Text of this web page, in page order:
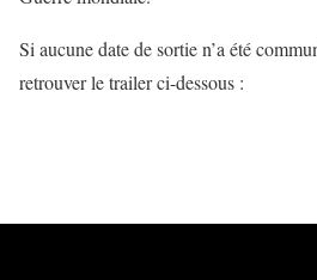
Si aucune date de sortie n’a été
retrouver le trailer ci-dessous :